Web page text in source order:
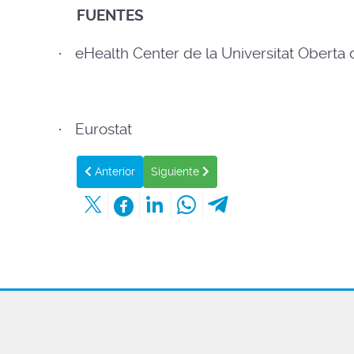
FUENTES
· eHealth Center de la Universitat Oberta
· Eurostat
Artículo anterior: HISTORIA NATURAL DE LAS
Anterior Artículo siguiente: TRATAMIENTO DE
Siguiente